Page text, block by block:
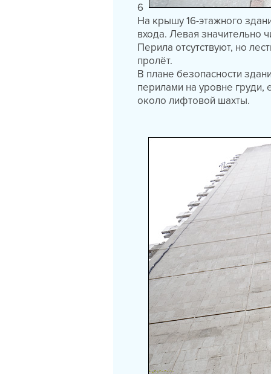
6
На крышу 16-этажного
входа. Левая значительно
Перила отсутствуют, но
пролёт.
В плане безопасности
перилами на уровне
около лифтовой шахты.